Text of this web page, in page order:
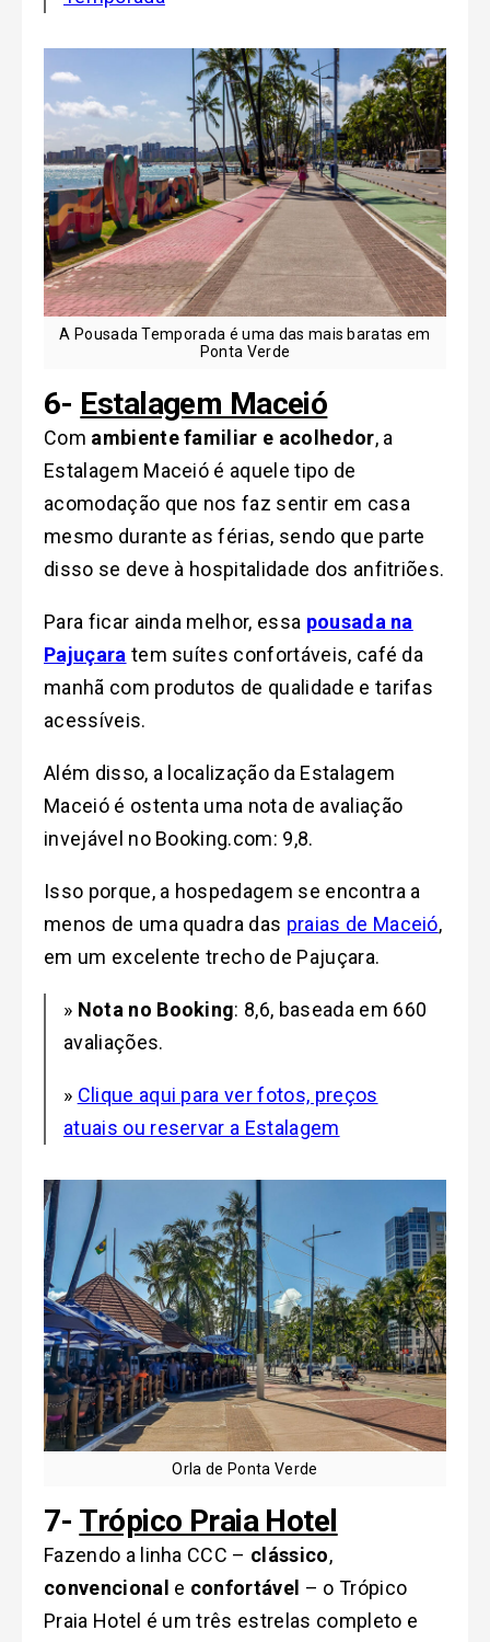
A Pousada Temporada é uma das mais baratas em
Ponta Verde
6- Estalagem Maceió
Com ambiente familiar e acolhedor, a
Estalagem Maceió é aquele tipo de
acomodação que nos faz sentir em casa
mesmo durante as férias, sendo que parte
disso se deve à hospitalidade dos anfitriões.
Para ficar ainda melhor, essa pousada na
Pajuçara tem suítes confortáveis, café da
manhã com produtos de qualidade e tarifas
acessíveis.
Além disso, a localização da Estalagem
Maceió é ostenta uma nota de avaliação
invejável no Booking.com: 9,8.
Isso porque, a hospedagem se encontra a
menos de uma quadra das praias de Maceió,
em um excelente trecho de Pajuçara.
» Nota no Booking: 8,6, baseada em 660
avaliações.
» Clique aqui para ver fotos, preços
atuais ou reservar a Estalagem
Orla de Ponta Verde
7- Trópico Praia Hotel
Fazendo a linha CCC – clássico,
convencional e confortável – o Trópico
Praia Hotel é um três estrelas completo e